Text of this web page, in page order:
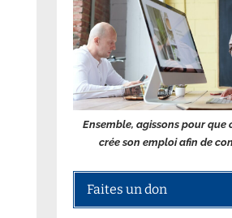
Ensemble, agissons pour
crée son emploi afin de
Faites un don